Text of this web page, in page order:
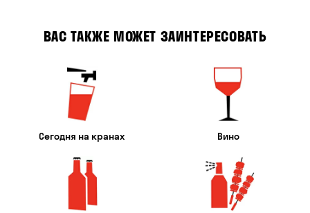
ВАС ТАКЖЕ МОЖЕТ ЗАИНТЕРЕСОВАТЬ
Сегодня на кранах Вино